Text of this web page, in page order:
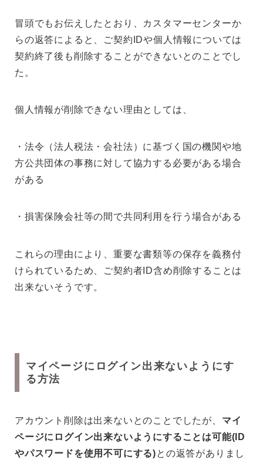
冒頭でもお伝えしたとおり、カスタマーセンターか
らの返答によると、ご契約IDや個人情報については
契約終了後も削除することができないとのことでし
た。
個人情報が削除できない理由としては、
・法令（法人税法・会社法）に基づく国の機関や地
方公共団体の事務に対して協力する必要がある場合
がある
・損害保険会社等の間で共同利用を行う場合がある
これらの理由により、重要な書類等の保存を義務付
けられているため、ご契約者ID含め削除することは
出来ないそうです。
マイページにログイン出来ないようにす
る方法
アカウント削除は出来ないとのことでしたが、 マイ
ページにログイン出来ないようにすることは可能(ID
やパスワードを使用不可にする)との返答がありまし